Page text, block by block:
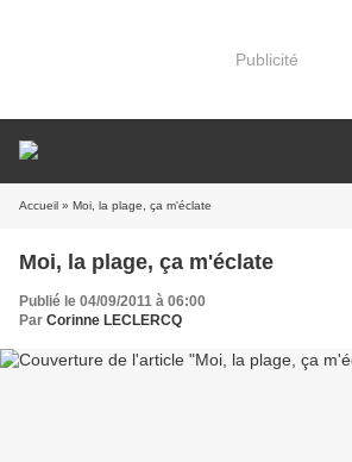
Publicité
Accueil » Moi, la plage, ça m'éclate
Moi, la plage, ça m'éclate
Publié le 04/09/2011 à 06:00
Par Corinne LECLERCQ